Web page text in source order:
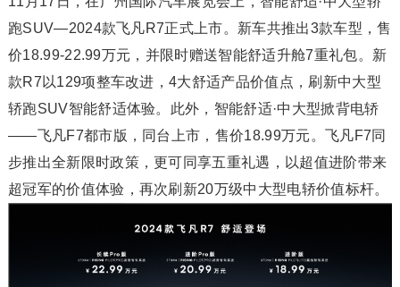
跑SUV—2024款飞凡R7正式上市。新车共推出3款车型，售
价18.99-22.99万元，并限时赠送智能舒适升舱7重礼包。新
款R7以129项整车改进，4大舒适产品价值点，刷新中大型
轿跑SUV智能舒适体验。此外，智能舒适·中大型掀背电轿
——飞凡F7都市版，同台上市，售价18.99万元。飞凡F7同
步推出全新限时政策，更可同享五重礼遇，以超值进阶带来
超冠军的价值体验，再次刷新20万级中大型电轿价值标杆。